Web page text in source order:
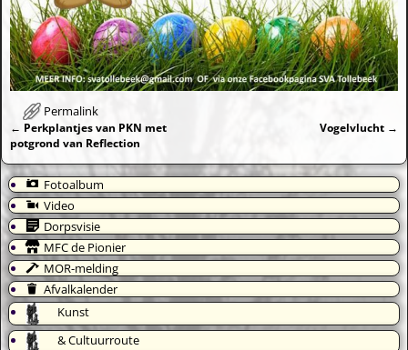
Permalink
Bericht navigatie
← Perkplantjes van PKN met
potgrond van Reflection
Vogelvlucht →
Fotoalbum
Video
Dorpsvisie
MFC de Pionier
MOR-melding
Afvalkalender
Kunst
& Cultuurroute